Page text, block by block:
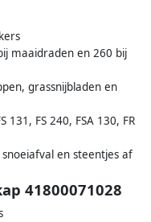
maaidraden en 260 bij
grassnijbladen en
131, FS 240, FSA 130, FR
en steentjes af
41800071028